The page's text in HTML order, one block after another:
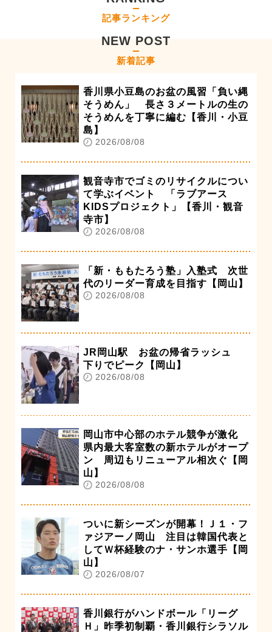
記事ランキング
NEW POST
新着記事
香川県小豆島のお盆の風習「負い縄
そうめん」 長さ３メートルの生の
そうめんを丁寧に編む【香川・小豆
島】
2026/08/08
観音寺市でゴミのリサイクルについ
て学ぶイベント 「ラブアース
KIDSプロジェクト」【香川・観音
寺市】
2026/08/08
「新・ももたろう塾」入塾式 次世
代のリーダー育成を目指す【岡山】
2026/08/08
JR岡山駅 お盆の帰省ラッシュ
下りでピーク【岡山】
2026/08/08
岡山市中心部のホテル競争が激化
県内最大客室数の新ホテルがオープ
ン 周辺もリニューアル相次ぐ【岡
山】
2026/08/08
ついに新シーズンが開幕！Ｊ１・フ
ァジアーノ岡山 注目は韓国代表と
してＷ杯経験のナ・サンホ選手【岡
山】
2026/08/07
香川銀行がハンドボール「リーグ
Ｈ」昨季初制覇・香川銀行シラソル